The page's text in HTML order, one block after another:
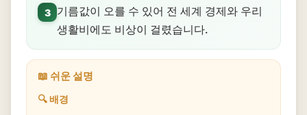
3
기름값이 오를 수 있어 전 세계 경제와 우리
생활비에도 비상이 걸렸습니다.
📖 쉬운 설명
🔍 배경